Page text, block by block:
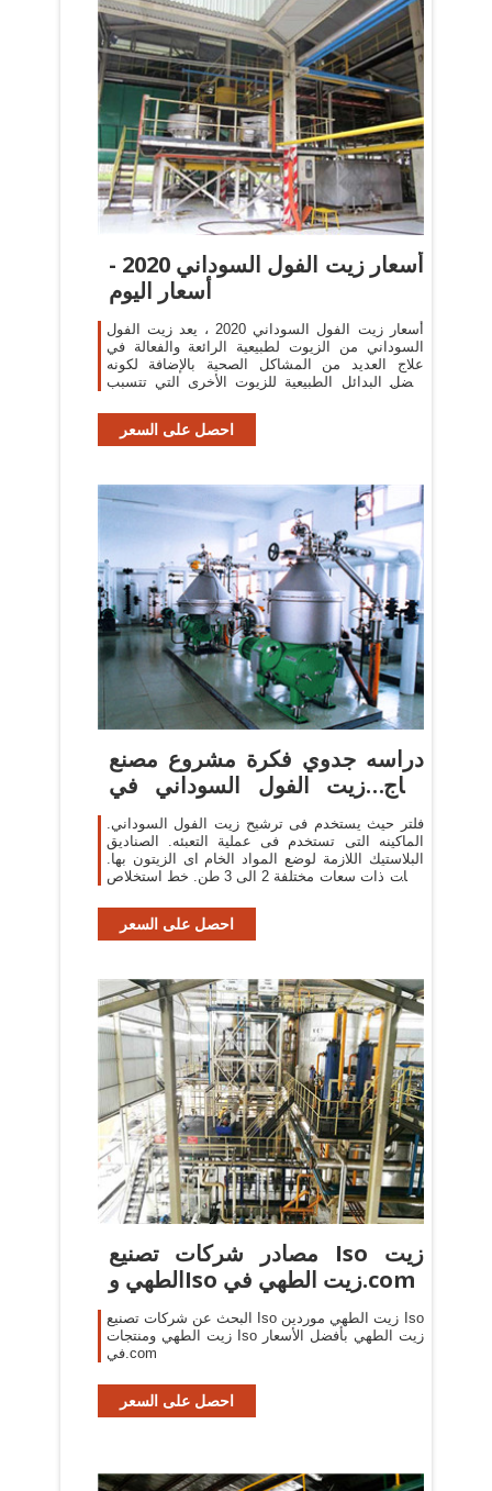
أسعار زيت الفول السوداني 2020 -
أسعار اليوم
أسعار زيت الفول السوداني 2020 ، يعد زيت الفول
السوداني من الزيوت لطبيعية الرائعة والفعالة في
علاج العديد من المشاكل الصحية بالإضافة لكونه
أفضل البدائل الطبيعية للزيوت الأخرى التي تتسبب
احصل على السعر
دراسه جدوي فكرة مشروع مصنع
إنتاج زيت الفول السوداني في
مصر 2020
فلتر حيث يستخدم فى ترشيح زيت الفول السوداني.
الماكينه التى تستخدم فى عملية التعبئه. الصناديق
البلاستيك اللازمة لوضع المواد الخام اى الزيتون بها.
تنكات ذات سعات مختلفة 2 الى 3 طن. خط استخلاص
احصل على السعر
مصادر شركات تصنيع Iso زيت
الطهي وIso زيت الطهي في.com
البحث عن شركات تصنيع Iso زيت الطهي موردين Iso
زيت الطهي ومنتجات Iso زيت الطهي بأفضل الأسعار
في.com
احصل على السعر